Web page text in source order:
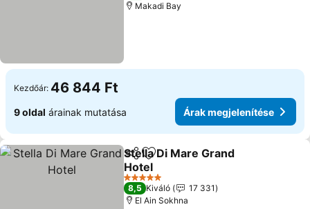
Makadi Bay
Kezdőár: 46 844 Ft
9 oldal árainak mutatása Árak megjelenítése
Megosztás
Hozzáadás a kedvencekhez
Stella Di Mare Grand
Hotel
5 Kategória
8,5 Kiváló
17 331
El Ain Sokhna